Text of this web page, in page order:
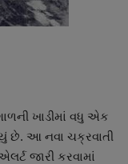
ખાડીમાં વધુ એક
છે. આ નવા ચક્રવાતી
જારી કરવામાં